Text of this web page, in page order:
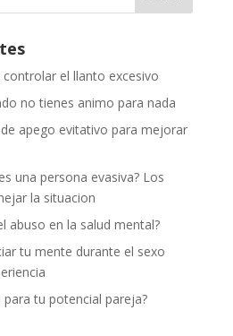
el llanto excesivo
no tienes animo para nada
apego evitativo para mejorar
una persona evasiva? Los
la situacion
abuso en la salud mental?
tu mente durante el sexo
tu potencial pareja?